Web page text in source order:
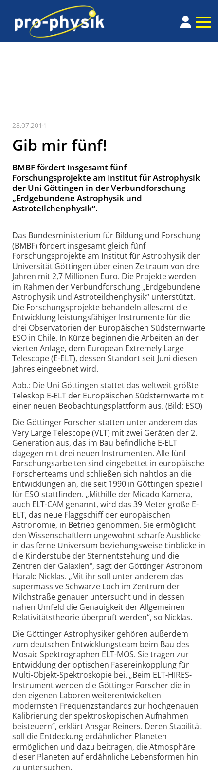
28.07.2014
Gib mir fünf!
BMBF fördert insgesamt fünf
Forschungsprojekte am Institut für Astrophysik
der Uni Göttingen in der Verbundforschung
„Erdgebundene Astrophysik und
Astroteilchenphysik“.
Das Bundesministerium für Bildung und Forschung
(BMBF) fördert insgesamt gleich fünf
Forschungsprojekte am Institut für Astrophysik der
Universität Göttingen über einen Zeitraum von drei
Jahren mit 2,7 Millionen Euro. Die Projekte werden
im Rahmen der Verbundforschung „Erdgebundene
Astrophysik und Astroteilchenphysik“ unterstützt.
Die Forschungsprojekte behandeln allesamt die
Entwicklung leistungsfähiger Instrumente für die
drei Observatorien der Europäischen Südsternwarte
ESO in Chile. In Kürze beginnen die Arbeiten an der
vierten Anlage, dem European Extremely Large
Telescope (E-ELT), dessen Standort seit Juni diesen
Jahres eingeebnet wird.
Abb.: Die Uni Göttingen stattet das weltweit größte
Teleskop E-ELT der Europäischen Südsternwarte mit
einer neuen Beobachtungsplattform aus. (Bild: ESO)
Die Göttinger Forscher statten unter anderem das
Very Large Telescope (VLT) mit zwei Geräten der 2.
Generation aus, das im Bau befindliche E-ELT
dagegen mit drei neuen Instrumenten. Alle fünf
Forschungsarbeiten sind eingebettet in europäische
Forscherteams und schließen sich nahtlos an die
Entwicklungen an, die seit 1990 in Göttingen speziell
für ESO stattfinden. „Mithilfe der Micado Kamera,
auch ELT-CAM genannt, wird das 39 Meter große E-
ELT, das neue Flaggschiff der europäischen
Astronomie, in Betrieb genommen. Sie ermöglicht
den Wissenschaftlern ungewohnt scharfe Ausblicke
in das ferne Universum beziehungsweise Einblicke in
die Kinderstube der Sternentstehung und die
Zentren der Galaxien“, sagt der Göttinger Astronom
Harald Nicklas. „Mit ihr soll unter anderem das
supermassive Schwarze Loch im Zentrum der
Milchstraße genauer untersucht und in dessen
nahen Umfeld die Genauigkeit der Allgemeinen
Relativitätstheorie überprüft werden“, so Nicklas.
Die Göttinger Astrophysiker gehören außerdem
zum deutschen Entwicklungsteam beim Bau des
Mosaic Spektrographen ELT-MOS. Sie tragen zur
Entwicklung der optischen Fasereinkopplung für
Multi-Objekt-Spektroskopie bei. „Beim ELT-HIRES-
Instrument werden die Göttinger Forscher die in
den eigenen Laboren weiterentwickelten
modernsten Frequenzstandards zur hochgenauen
Kalibrierung der spektroskopischen Aufnahmen
beisteuern“, erklärt Ansgar Reiners. Deren Stabilität
soll die Entdeckung erdähnlicher Planeten
ermöglichen und dazu beitragen, die Atmosphäre
dieser Planeten auf erdähnliche Lebensformen hin
zu untersuchen.